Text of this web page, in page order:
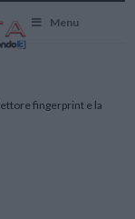
Menu
fingerprint e la